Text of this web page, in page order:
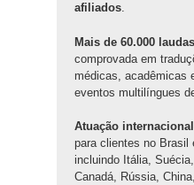
afiliados.
Mais de 60.000
comprovada em
médicas, acadêmicas
eventos multilíngues
Atuação
para clientes no
incluindo Itália,
Canadá, Rússia,